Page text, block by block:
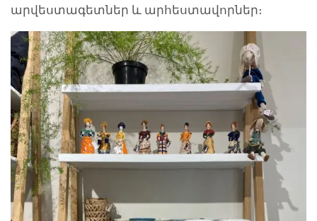
արվեստագետներ և արհեստավորներ։